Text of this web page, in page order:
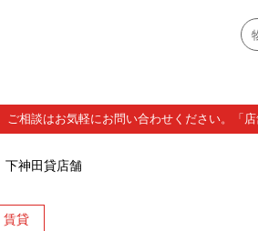
相談はお気軽にお問い合わせください。「
下神田貸店舗
賃貸